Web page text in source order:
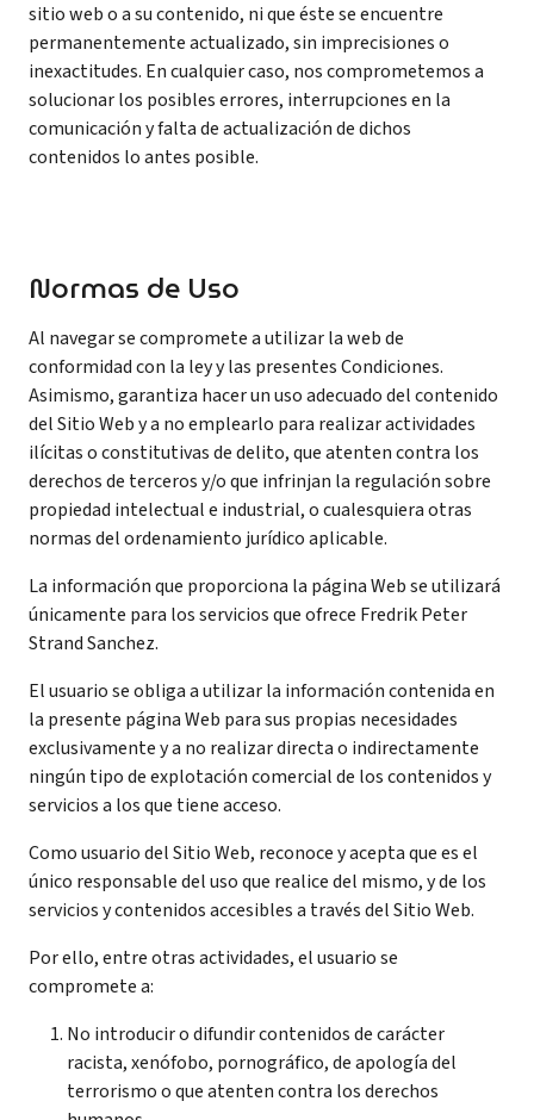
sitio web o a su contenido, ni que éste se encuentre
permanentemente actualizado, sin imprecisiones o
inexactitudes. En cualquier caso, nos comprometemos a
solucionar los posibles errores, interrupciones en la
comunicación y falta de actualización de dichos
contenidos lo antes posible.
Normas de Uso
Al navegar se compromete a utilizar la web de
conformidad con la ley y las presentes Condiciones.
Asimismo, garantiza hacer un uso adecuado del contenido
del Sitio Web y a no emplearlo para realizar actividades
ilícitas o constitutivas de delito, que atenten contra los
derechos de terceros y/o que infrinjan la regulación sobre
propiedad intelectual e industrial, o cualesquiera otras
normas del ordenamiento jurídico aplicable.
La información que proporciona la página Web se utilizará
únicamente para los servicios que ofrece Fredrik Peter
Strand Sanchez.
El usuario se obliga a utilizar la información contenida en
la presente página Web para sus propias necesidades
exclusivamente y a no realizar directa o indirectamente
ningún tipo de explotación comercial de los contenidos y
servicios a los que tiene acceso.
Como usuario del Sitio Web, reconoce y acepta que es el
único responsable del uso que realice del mismo, y de los
servicios y contenidos accesibles a través del Sitio Web.
Por ello, entre otras actividades, el usuario se
compromete a:
No introducir o difundir contenidos de carácter
racista, xenófobo, pornográfico, de apología del
terrorismo o que atenten contra los derechos